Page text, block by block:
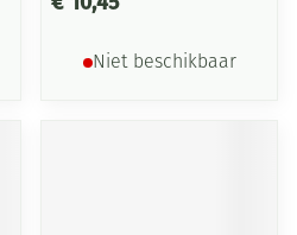
Niet beschikbaar